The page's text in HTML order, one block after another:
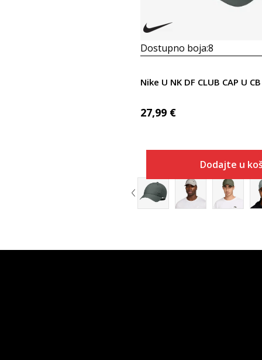
Dostupno boja:8
27,99 €
Dodajte u